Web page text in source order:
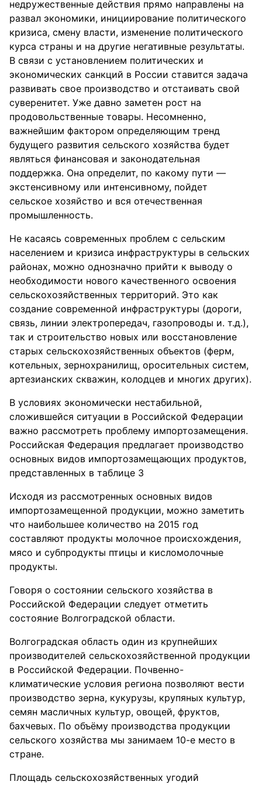
недружественные действия прямо направлены на
развал экономики, инициирование политического
кризиса, смену власти, изменение политического
курса страны и на другие негативные результаты.
В связи с установлением политических и
экономических санкций в России ставится задача
развивать свое производство и отстаивать свой
суверенитет. Уже давно заметен рост на
продовольственные товары. Несомненно,
важнейшим фактором определяющим тренд
будущего развития сельского хозяйства будет
являться финансовая и законодательная
поддержка. Она определит, по какому пути —
экстенсивному или интенсивному, пойдет
сельское хозяйство и вся отечественная
промышленность.
Не касаясь современных проблем с сельским
населением и кризиса инфраструктуры в сельских
районах, можно однозначно прийти к выводу о
необходимости нового качественного освоения
сельскохозяйственных территорий. Это как
создание современной инфраструктуры (дороги,
связь, линии электропередач, газопроводы и. т.д.),
так и строительство новых или восстановление
старых сельскохозяйственных объектов (ферм,
котельных, зернохранилищ, оросительных систем,
артезианских скважин, колодцев и многих других).
В условиях экономически нестабильной,
сложившейся ситуации в Российской Федерации
важно рассмотреть проблему импортозамещения.
Российская Федерация предлагает производство
основных видов импортозамещающих продуктов,
представленных в таблице 3
Исходя из рассмотренных основных видов
импортозамещенной продукции, можно заметить
что наибольшее количество на 2015 год
составляют продукты молочное происхождения,
мясо и субпродукты птицы и кисломолочные
продукты.
Говоря о состоянии сельского хозяйства в
Российской Федерации следует отметить
состояние Волгоградской области.
Волгоградская область один из крупнейших
производителей сельскохозяйственной продукции
в Российской Федерации. Почвенно-
климатические условия региона позволяют вести
производство зерна, кукурузы, крупяных культур,
семян масличных культур, овощей, фруктов,
бахчевых. По объёму производства продукции
сельского хозяйства мы занимаем 10-е место в
стране.
Площадь сельскохозяйственных угодий